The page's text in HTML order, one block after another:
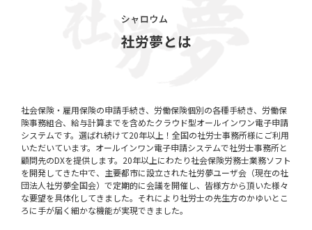
社会保険・雇用保険の申請手続き、労働保険個別の各種手続き、労働保
険事務組合、給与計算までを含めたクラウド型オールインワン電子申請
システムです。選ばれ続けて20年以上！全国の社労士事務所様にご利用
いただいています。オールインワン電子申請システムで社労士事務所と
顧問先のDXを提供します。20年以上にわたり社会保険労務士業務ソフト
を開発してきた中で、主要都市に設立された社労夢ユーザ会（現在の社
団法人社労夢全国会）で定期的に会議を開催し、皆様方から頂いた様々
な要望を具体化してきました。それにより社労士の先生方のかゆいとこ
ろに手が届く細かな機能が実現できました。